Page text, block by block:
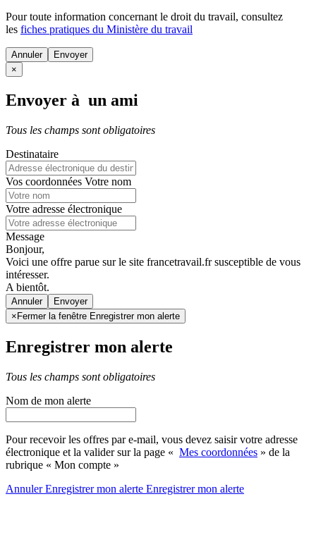
Pour toute information concernant le droit du travail, consultez
les fiches pratiques du Ministère du travail
Annuler
×
Envoyer à un ami
Tous les champs sont obligatoires
Destinataire
Vos coordonnées Votre nom
Votre adresse électronique
Message
Bonjour,
Voici une offre parue sur le site francetravail.fr susceptible de vous
intéresser.
A bientôt.
Annuler
× Fermer la fenêtre Enregistrer mon alerte
Enregistrer mon alerte
Tous les champs sont obligatoires
Nom de mon alerte
Pour recevoir les offres par e-mail, vous devez saisir votre adresse
électronique et la valider sur la page « Mes coordonnées » de la
rubrique « Mon compte »
AnnulerEnregistrer mon alerte Enregistrermon alerte